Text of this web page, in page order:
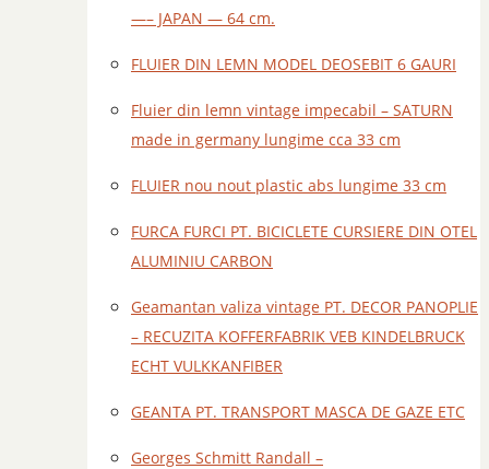
—– JAPAN — 64 cm.
FLUIER DIN LEMN MODEL DEOSEBIT 6 GAURI
Fluier din lemn vintage impecabil – SATURN
made in germany lungime cca 33 cm
FLUIER nou nout plastic abs lungime 33 cm
FURCA FURCI PT. BICICLETE CURSIERE DIN OTEL
ALUMINIU CARBON
Geamantan valiza vintage PT. DECOR PANOPLIE
– RECUZITA KOFFERFABRIK VEB KINDELBRUCK
ECHT VULKKANFIBER
GEANTA PT. TRANSPORT MASCA DE GAZE ETC
Georges Schmitt Randall –